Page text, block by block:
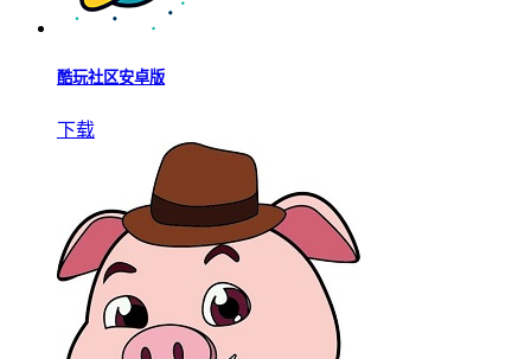
酷玩社区安卓版
下载